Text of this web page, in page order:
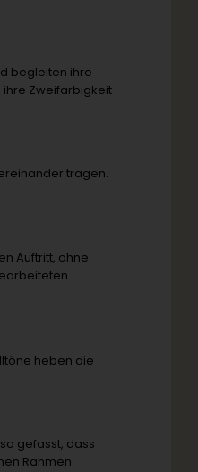
begleiten ihre
ihre Zweifarbigkeit
tragen.
Auftritt, ohne
heben die
gefasst, dass
Rahmen.